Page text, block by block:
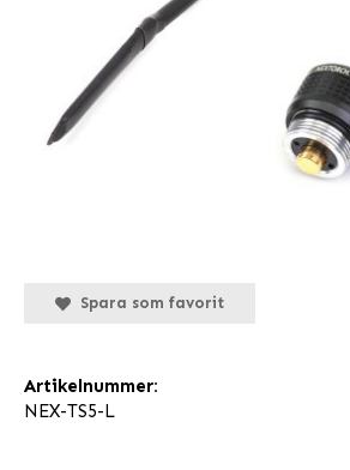
Spara som favorit
Artikelnummer:
NEX-TS5-L